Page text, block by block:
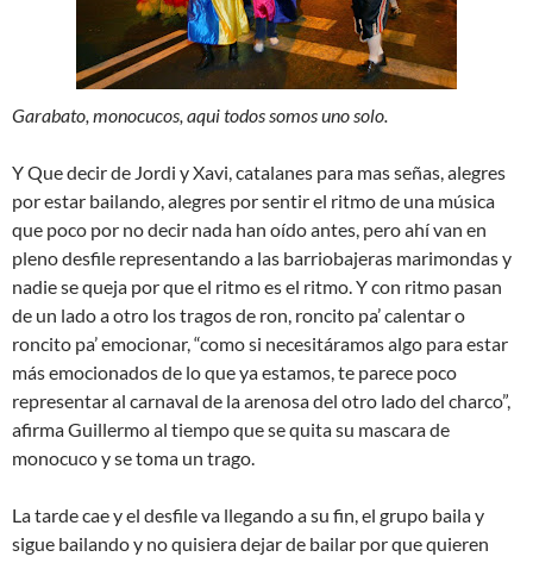
Garabato, monocucos, aqui todos somos uno solo.
Y Que decir de Jordi y Xavi, catalanes para mas señas, alegres
por estar bailando, alegres por sentir el ritmo de una música
que poco por no decir nada han oído antes, pero ahí van en
pleno desfile representando a las barriobajeras marimondas y
nadie se queja por que el ritmo es el ritmo. Y con ritmo pasan
de un lado a otro los tragos de ron, roncito pa’ calentar o
roncito pa’ emocionar, “como si necesitáramos algo para estar
más emocionados de lo que ya estamos, te parece poco
representar al carnaval de la arenosa del otro lado del charco”,
afirma Guillermo al tiempo que se quita su mascara de
monocuco y se toma un trago.
La tarde cae y el desfile va llegando a su fin, el grupo baila y
sigue bailando y no quisiera dejar de bailar por que quieren